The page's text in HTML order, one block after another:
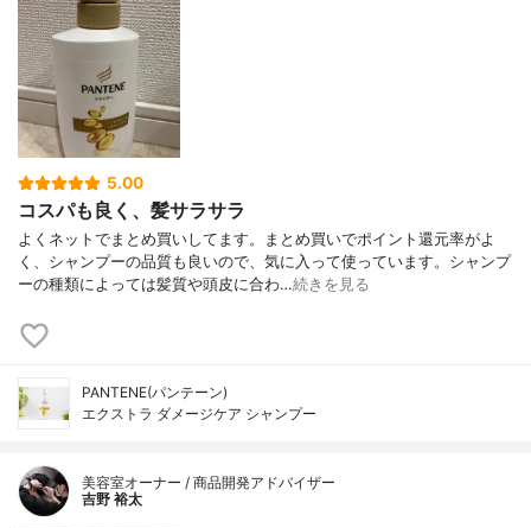
5.00
コスパも良く、髪サラサラ
よくネットでまとめ買いしてます。まとめ買いでポイント還元率がよ
く、シャンプーの品質も良いので、気に入って使っています。シャンプ
ーの種類によっては髪質や頭皮に合わ…続きを見る
PANTENE(パンテーン)
エクストラ ダメージケア シャンプー
美容室オーナー / 商品開発アドバイザー
吉野 裕太